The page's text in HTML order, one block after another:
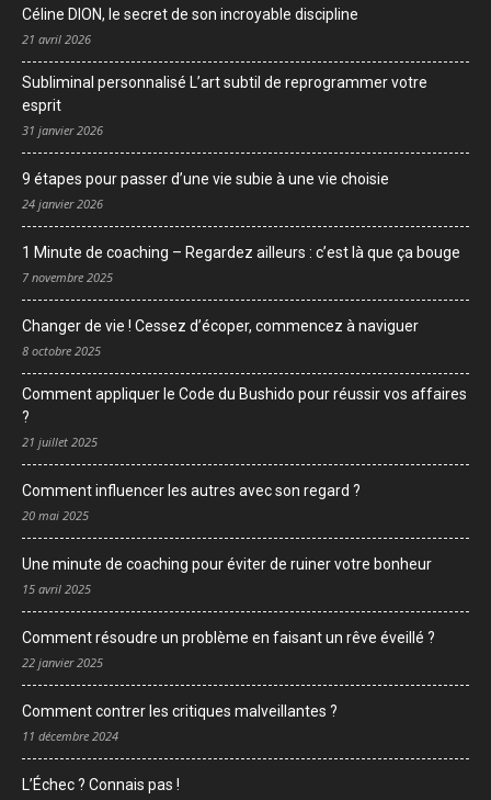
Céline DION, le secret de son incroyable discipline
21 avril 2026
Subliminal personnalisé L’art subtil de reprogrammer votre
esprit
31 janvier 2026
9 étapes pour passer d’une vie subie à une vie choisie
24 janvier 2026
1 Minute de coaching – Regardez ailleurs : c’est là que ça bouge
7 novembre 2025
Changer de vie ! Cessez d’écoper, commencez à naviguer
8 octobre 2025
Comment appliquer le Code du Bushido pour réussir vos affaires
?
21 juillet 2025
Comment influencer les autres avec son regard ?
20 mai 2025
Une minute de coaching pour éviter de ruiner votre bonheur
15 avril 2025
Comment résoudre un problème en faisant un rêve éveillé ?
22 janvier 2025
Comment contrer les critiques malveillantes ?
11 décembre 2024
L’Échec ? Connais pas !